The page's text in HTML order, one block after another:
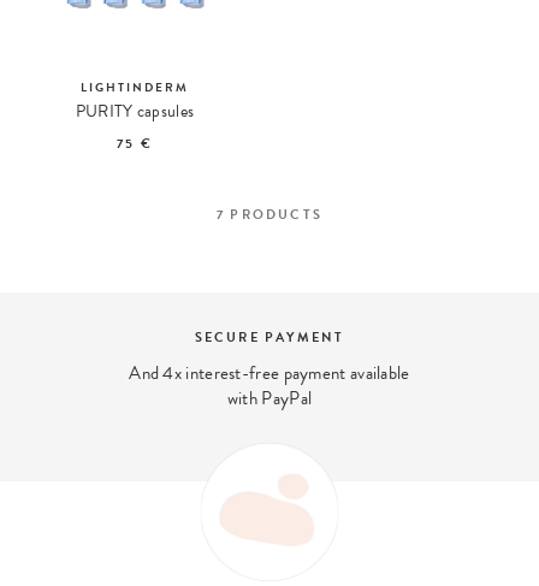
LIGHTINDERM
PURITY capsules
75 €
7 PRODUCTS
SECURE PAYMENT
And 4x interest-free payment available
with PayPal